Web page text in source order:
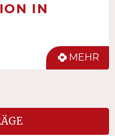
IN
MEHR